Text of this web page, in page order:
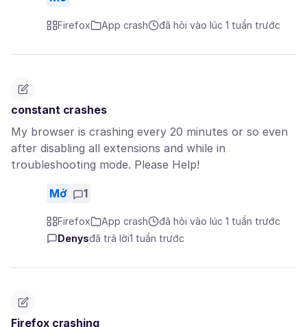
Firefox App crash đã hỏi vào lúc 1 tuần trước
constant crashes
My browser is crashing every 20 minutes or so even
after disabling all extensions and while in
troubleshooting mode. Please Help!
Mở 1
Firefox App crash
đã hỏi vào lúc 1 tuần trước
Denysđã trả lời1 tuần trước
Firefox crashing